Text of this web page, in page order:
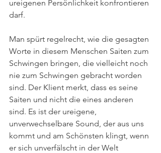
ureigenen Persönlichkeit konfrontieren
darf.
Man spürt regelrecht, wie die gesagten
Worte in diesem Menschen Saiten zum
Schwingen bringen, die vielleicht noch
nie zum Schwingen gebracht worden
sind. Der Klient merkt, dass es seine
Saiten und nicht die eines anderen
sind. Es ist der ureigene,
unverwechselbare Sound, der aus uns
kommt und am Schönsten klingt, wenn
er sich unverfälscht in der Welt